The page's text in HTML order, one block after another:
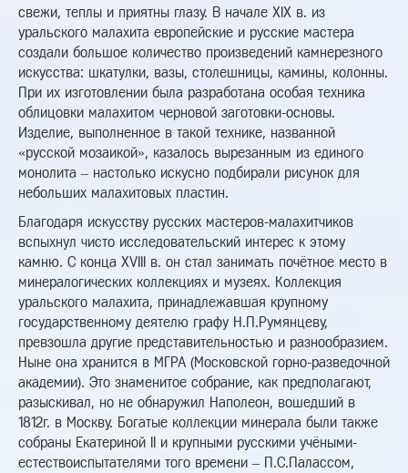
свежи, теплы и приятны глазу. В начале XIX в. из
уральского малахита европейские и русские мастера
создали большое количество произведений камнерезного
искусства: шкатулки, вазы, столешницы, камины, колонны.
При их изготовлении была разработана особая техника
облицовки малахитом черновой заготовки-основы.
Изделие, выполненное в такой технике, названной
«русской мозаикой», казалось вырезанным из единого
монолита – настолько искусно подбирали рисунок для
небольших малахитовых пластин.
Благодаря искусству русских мастеров-малахитчиков
вспыхнул чисто исследовательский интерес к этому
камню. С конца XVIII в. он стал занимать почётное место в
минералогических коллекциях и музеях. Коллекция
уральского малахита, принадлежавшая крупному
государственному деятелю графу Н.П.Румянцеву,
превзошла другие представительностью и разнообразием.
Ныне она хранится в МГРА (Московской горно-разведочной
академии). Это знаменитое собрание, как предполагают,
разыскивал, но не обнаружил Наполеон, вошедший в
1812г. в Москву. Богатые коллекции минерала были также
собраны Екатериной II и крупными русскими учёными-
естествоиспытателями того времени – П.С.Палассом,